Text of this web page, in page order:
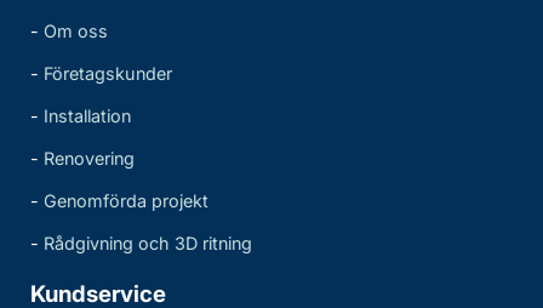
- Om oss
- Företagskunder
- Installation
- Renovering
- Genomförda projekt
- Rådgivning och 3D ritning
Kundservice